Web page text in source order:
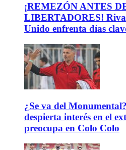
¡REMEZÓN ANTES
LIBERTADORES!
Unido enfrenta días
¿Se va del
despierta interés en el
preocupa en Colo Colo